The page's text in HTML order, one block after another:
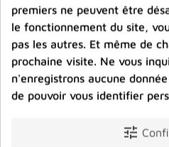
Port offert dès 80 € d’achat
100 € pour
Entreprise
Bijoux argent fabriqués
premiers ne peuvent être
le fonctionnement du site,
pas les autres. Et même de
prochaine visite. Ne vous
n'enregistrons aucune
de pouvoir vous identifier
tune